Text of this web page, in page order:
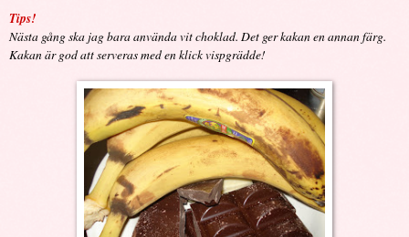
Tips!
Nästa gång ska jag bara använda vit choklad. Det ger kakan en annan färg.
Kakan är god att serveras med en klick vispgrädde!